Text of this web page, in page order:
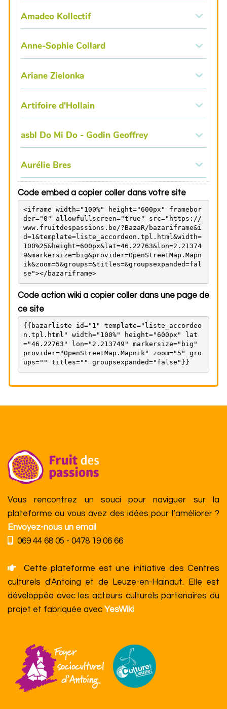
Code embed a copier coller dans votre site
<iframe width="100%" height="600px" framebor
der="0" allowfullscreen="true" src="https://
www.fruitdespassions.be/?BazaR/bazariframe&i
d=1&template=liste_accordeon.tpl.html&width=
100%25&height=600px&lat=46.22763&lon=2.21374
9&markersize=big&provider=OpenStreetMap.Mapn
ik&zoom=5&groups=&titles=&groupsexpanded=fal
se"></bazariframe>
Code action wiki a copier coller dans une page de
ce site
{{bazarliste id="1" template="liste_accordeo
n.tpl.html" width="100%" height="600px" lat
="46.22763" lon="2.213749" markersize="big"
provider="OpenStreetMap.Mapnik" zoom="5" gro
ups="" titles="" groupsexpanded="false"}}
Vous rencontrez un souci pour naviguer sur la
plateforme ou vous avez des idées pour l’améliorer ?
Envoyez-nous un email
069 44 68 05 - 0478 19 06 66
Cette plateforme est une initiative des Centres
culturels d'Antoing et de Leuze-en-Hainaut. Elle est
développée avec les acteurs culturels partenaires du
projet et fabriquée avec YesWiki